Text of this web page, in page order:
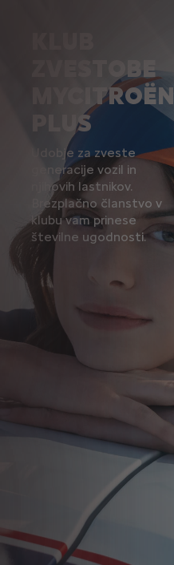
ZVESTOBE
MYCITROËN
PLUS
Udobje za zveste
generacije vozil in
njihovih lastnikov.
Brezplačno članstvo v
klubu vam prinese
številne ugodnosti.